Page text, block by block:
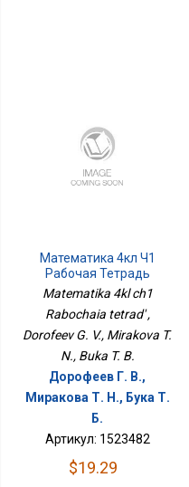
Математика 4кл Ч1
Рабочая Тетрадь
Matematika 4kl ch1
Rabochaia tetrad' ,
Dorofeev G. V., Mirakova T.
N., Buka T. B.
Дорофеев Г. В.,
Миракова Т. Н., Бука Т.
Б.
Артикул: 1523482
$19.29